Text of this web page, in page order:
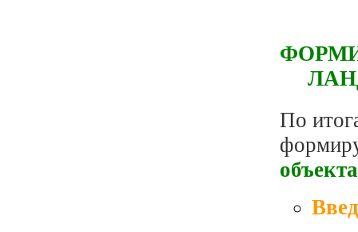
По
объекта